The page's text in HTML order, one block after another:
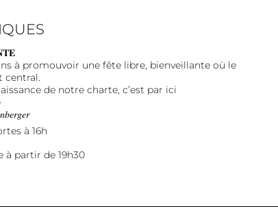
à promouvoir une fête libre, bienveillante où le
central.
de notre charte, c’est par ici
à 16h
à partir de 19h30